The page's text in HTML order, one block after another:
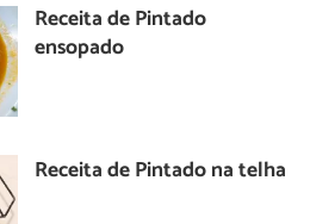
Receita de Pintado
ensopado
Receita de Pintado na telha